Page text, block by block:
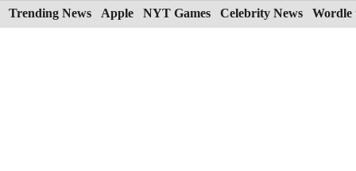
Skip
to
Trending News Apple NYT Games Celebrity News Wordle